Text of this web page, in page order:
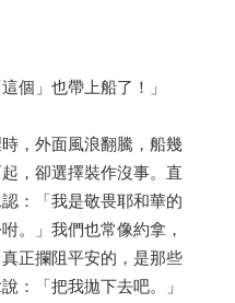
個」也帶上船了！」
，外面風浪翻騰，船幾
，卻選擇裝作沒事。直
：「我是敬畏耶和華的
。」我們也常像約拿，
正攔阻平安的，是那些
：「把我拋下去吧。」